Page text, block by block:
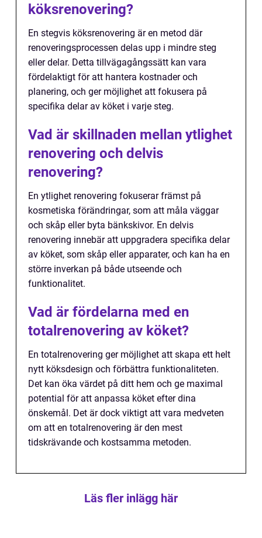
köksrenovering?
En stegvis köksrenovering är en metod där
renoveringsprocessen delas upp i mindre steg
eller delar. Detta tillvägagångssätt kan vara
fördelaktigt för att hantera kostnader och
planering, och ger möjlighet att fokusera på
specifika delar av köket i varje steg.
Vad är skillnaden mellan ytlighet
renovering och delvis
renovering?
En ytlighet renovering fokuserar främst på
kosmetiska förändringar, som att måla väggar
och skåp eller byta bänkskivor. En delvis
renovering innebär att uppgradera specifika delar
av köket, som skåp eller apparater, och kan ha en
större inverkan på både utseende och
funktionalitet.
Vad är fördelarna med en
totalrenovering av köket?
En totalrenovering ger möjlighet att skapa ett helt
nytt köksdesign och förbättra funktionaliteten.
Det kan öka värdet på ditt hem och ge maximal
potential för att anpassa köket efter dina
önskemål. Det är dock viktigt att vara medveten
om att en totalrenovering är den mest
tidskrävande och kostsamma metoden.
Läs fler inlägg här